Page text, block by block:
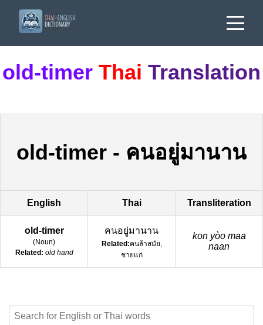
old-timer Thai Translation
old-timer - คนอยู่มานาน
English Thai Transliteration
old-timer
(Noun)
Related: old hand
คนอยู่มานาน
Related:คนล้าสมัย,
ชายแก่
kon yòo maa
naan